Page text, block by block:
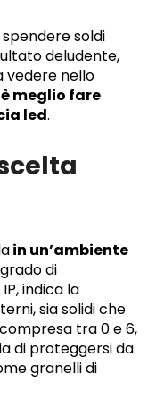
soldi
deludente,
vedere nello
meglio fare
led.
in un’ambiente
di
indica la
sia solidi che
tra 0 e 6,
di proteggersi da
granelli di